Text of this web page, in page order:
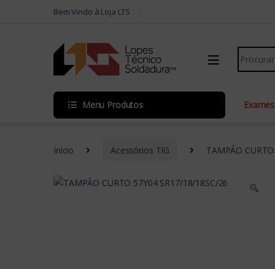
Skip to navigation
Skip to contentBem Vindo à Loja LTS
Search
Menu Produtos
Início Acessórios TIG TAMPÃO